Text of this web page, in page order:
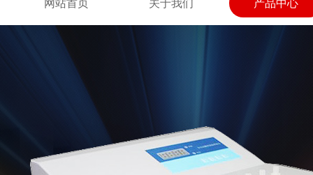
网站首页 关于我们 产品中心